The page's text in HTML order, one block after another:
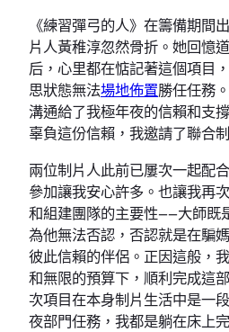
《練習彈弓的人》在籌備期間
片人黃稚淳忽然骨折。她回憶
后，心里都在惦記著這個項目
思狀態無法場地佈置勝任任務
溝通給了我極年夜的信賴和支
辜負這份信賴，我邀請了聯合
兩位制片人此前已屢次一起配
參加讓我安心許多。也讓我再
和組建團隊的主要性——大師既
為他無法否認，否認就是在騙
彼此信賴的伴侶。正因這般，
和無限的預算下，順利完成這
次項目在本身制片生活中是一
夜部門任務，我都是躺在床上